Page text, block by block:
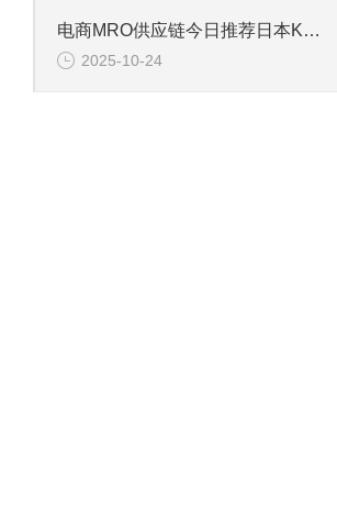
电商MRO供应链今日推荐日本KYOWA共和电业应变片KFGS-1-120-D17-11 L3M2S
2025-10-24